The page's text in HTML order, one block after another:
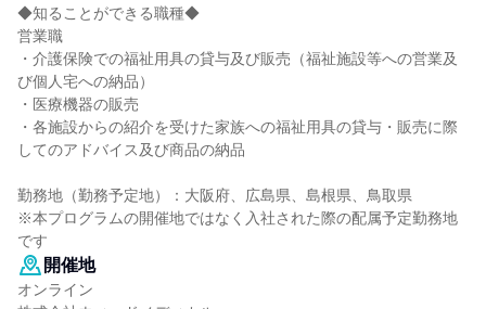
◆知ることができる職種◆
営業職
・介護保険での福祉用具の貸与及び販売（福祉施設等への営業及
び個人宅への納品）
・医療機器の販売
・各施設からの紹介を受けた家族への福祉用具の貸与・販売に際
してのアドバイス及び商品の納品
勤務地（勤務予定地）：大阪府、広島県、島根県、鳥取県
※本プログラムの開催地ではなく入社された際の配属予定勤務地
です
開催地
オンライン